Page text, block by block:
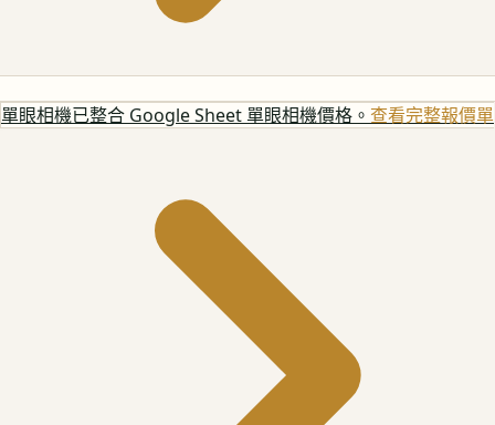
單眼相機已整合 Google Sheet 單眼相機價格。 查看完整報價單